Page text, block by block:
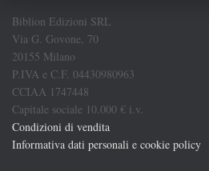
Biblion Edizioni SRL
Via G. Govone, 70
20155 Milano
P.IVA e C.F. 04430980963
CCIAA 1747448
Capitale sociale 10.000 € i.v.
Condizioni di vendita
Informativa dati personali e cookie policy